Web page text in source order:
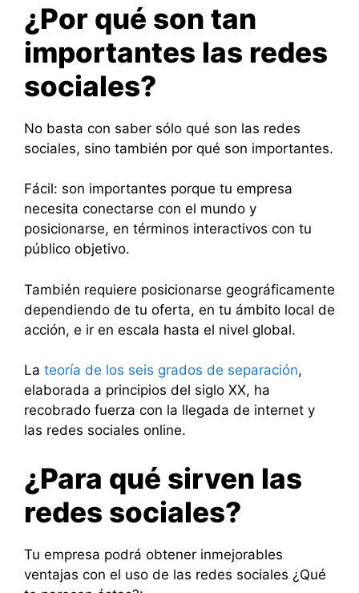
¿Por qué son tan
importantes las redes
sociales?
No basta con saber sólo qué son las redes
sociales, sino también por qué son importantes.
Fácil: son importantes porque tu empresa
necesita conectarse con el mundo y
posicionarse, en términos interactivos con tu
público objetivo.
También requiere posicionarse geográficamente
dependiendo de tu oferta, en tu ámbito local de
acción, e ir en escala hasta el nivel global.
La teoría de los seis grados de separación,
elaborada a principios del siglo XX, ha
recobrado fuerza con la llegada de internet y
las redes sociales online.
¿Para qué sirven las
redes sociales?
Tu empresa podrá obtener inmejorables
ventajas con el uso de las redes sociales ¿Qué